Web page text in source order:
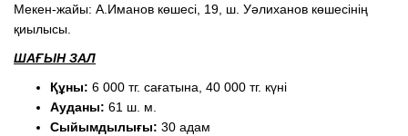
Мекен-жайы: А.Иманов көшесі, 19, ш. Уәлиханов көшесінің
қиылысы.
ШАҒЫН ЗАЛ
Құны: 6 000 тг. сағатына, 40 000 тг. күні
Ауданы: 61 ш. м.
Сыйымдылығы: 30 адам